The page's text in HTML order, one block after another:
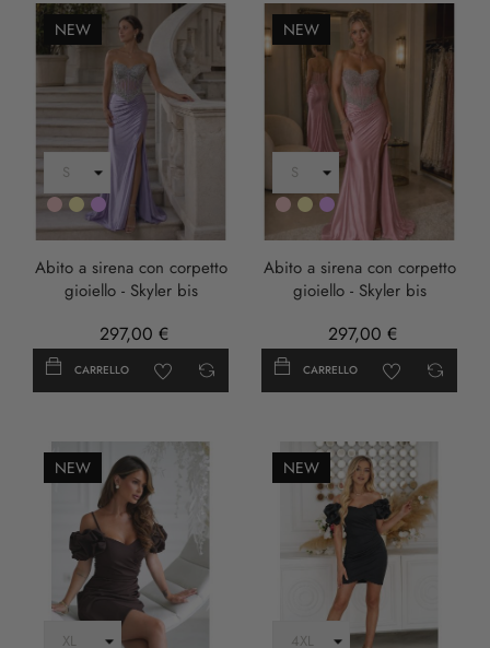
NEW
RosaOroLILLA
Abito a sirena con corpetto
gioiello - Skyler bis
297,00 €
CARRELLO
NEW
RosaOroLILLA
Abito a sirena con corpetto
gioiello - Skyler bis
297,00 €
CARRELLO
NEW NEW